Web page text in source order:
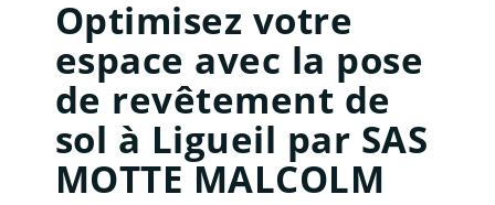
Optimisez votre
espace avec la pose
de revêtement de
sol à Ligueil par SAS
MOTTE MALCOLM